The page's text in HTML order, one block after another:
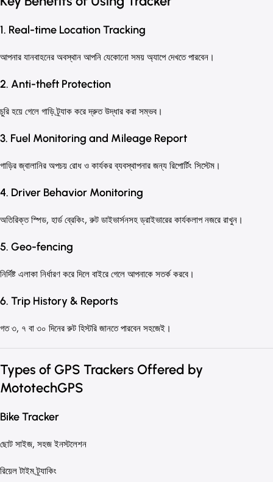
1. Real-time Location Tracking
আপনার যানবাহনের অবস্থান আপনি যেকোনো সময় অ্যাপে দেখতে পারবেন।
2. Anti-theft Protection
চুরি হয়ে গেলে গাড়ি ট্র্যাক করে দ্রুত উদ্ধার করা সম্ভব।
3. Fuel Monitoring and Mileage Report
গাড়ির জ্বালানির অপচয় রোধ ও কার্যকর ব্যবস্থাপনার জন্য রিপোর্টিং সিস্টেম।
4. Driver Behavior Monitoring
অতিরিক্ত স্পিড, হার্ড ব্রেকিং, রুট ডাইভার্সনসহ ড্রাইভারের কার্যকলাপ নজরে রাখুন।
5. Geo-fencing
নির্দিষ্ট এলাকা নির্ধারণ করে দিলে বাইরে গেলে আপনাকে সতর্ক করবে।
6. Trip History & Reports
গত ৩, ৭ বা ৩০ দিনের রুট হিস্টরি জানতে পারবেন সহজেই।
Types of GPS Trackers Offered by
MototechGPS
Bike Tracker
ছোট সাইজ, সহজ ইনস্টলেশন
রিয়েল টাইম ট্র্যাকিং